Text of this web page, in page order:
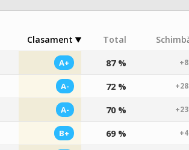
Clasament Total
A+ 87 %
A- 72 %
A- 70 %
B+ 69 %